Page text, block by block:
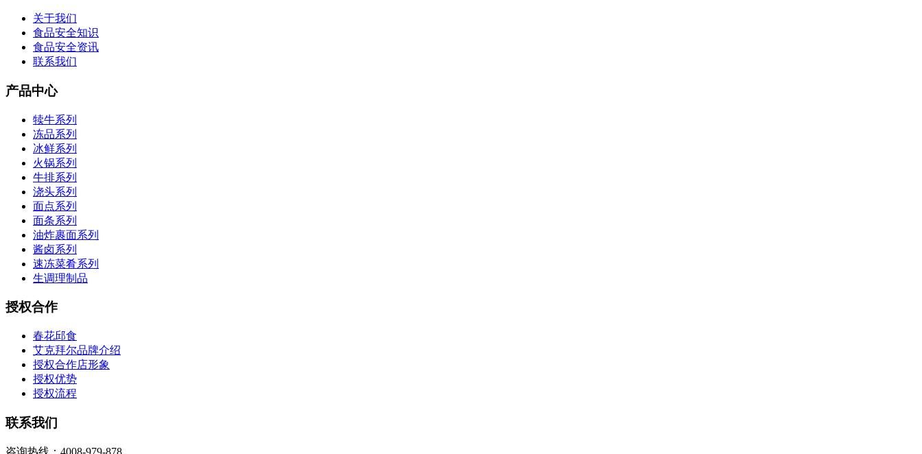
关于我们
食品安全知识
食品安全资讯
联系我们
产品中心
犊牛系列
冻品系列
冰鲜系列
火锅系列
牛排系列
浇头系列
面点系列
面条系列
油炸裹面系列
酱卤系列
速冻菜肴系列
生调理制品
授权合作
春花邱食
艾克拜尔品牌介绍
授权合作店形象
授权优势
授权流程
联系我们
咨询热线：4008-979-878